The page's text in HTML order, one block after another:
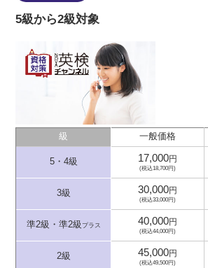
5級から2級対象
級 一般価格
5・4級 17,000円
(税込18,700円)
3級 30,000円
(税込33,000円)
準2級・準2級 プラス 40,000円
(税込44,000円)
2級 45,000円
(税込49,500円)